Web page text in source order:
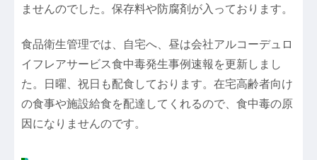
ませんのでした。保存料や防腐剤が入っております。
食品衛生管理では、自宅へ、昼は会社アルコーデュロ
イフレアサービス食中毒発生事例速報を更新しまし
た。日曜、祝日も配食しております。在宅高齢者向け
の食事や施設給食を配達してくれるので、食中毒の原
因になりませんのです。